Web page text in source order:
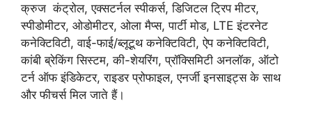
क्रुज कंट्रोल, एक्सटर्नल स्पीकर्स, डिजिटल ट्रिप मीटर,
स्पीडोमीटर, ओडोमीटर, ओला मैप्स, पार्टी मोड, LTE इंटरनेट
कनेक्टिविटी, वाई-फाई/ब्लूटूथ कनेक्टिविटी, ऐप कनेक्टिविटी,
कांबी ब्रेकिंग सिस्टम, की-शेयरिंग, प्रॉक्सिमिटी अनलॉक, ऑटो
टर्न ऑफ इंडिकेटर, राइडर प्रोफाइल, एनर्जी इनसाइट्स के साथ
और फीचर्स मिल जाते हैं।